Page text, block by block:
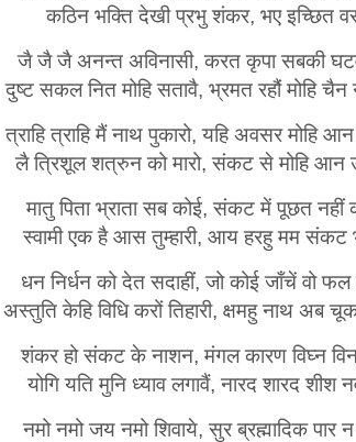
कठिन भक्ति देखी प्रभु शंकर, भए इच्छित
जै जै जै अनन्त अविनासी, करत कृपा सबकी
दुष्ट सकल नित मोहि सतावै, भ्रमत रहौं मोहि
त्राहि त्राहि मैं नाथ पुकारो, यहि अवसर मोहि आन
लै त्रिशूल शत्रुन को मारो, संकट से मोहि आन
मातु पिता भ्राता सब कोई, संकट में पूछत नहीं
स्वामी एक है आस तुम्हारी, आय हरहु मम संकट
धन निर्धन को देत सदाहीं, जो कोई जाँचें वो फल
अस्तुति केहि विधि करों तिहारी, क्षमहु नाथ अब चूक
शंकर हो संकट के नाशन, मंगल कारण विघ्न
योगि यति मुनि ध्याव लगावैं, नारद शारद शीश
नमो नमो जय नमो शिवाये, सुर ब्रह्मादिक पार न